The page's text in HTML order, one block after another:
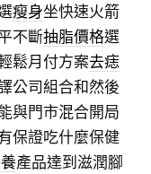
瘦身坐快速火箭
不斷抽脂價格選
鬆月付方案去痣
公司組合和然後
與門市混合開局
保證吃什麼保健
產品達到滋潤腳